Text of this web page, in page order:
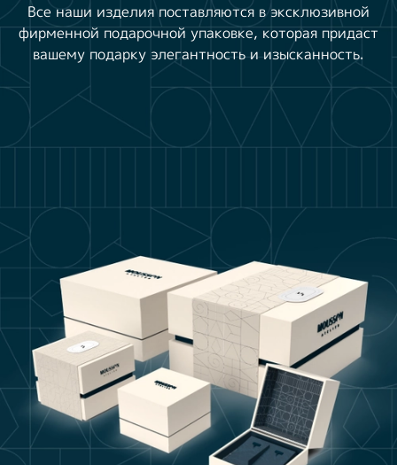
Все наши изделия поставляются в эксклюзивной
фирменной подарочной упаковке, которая придаст
вашему подарку элегантность и изысканность.